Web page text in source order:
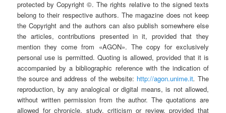
protected by Copyright ©. The rights relative to the signed texts
belong to their respective authors. The magazine does not keep
the Copyright and the authors can also publish somewhere else
the articles, contributions presented in it, provided that they
mention they come from «AGON». The copy for exclusively
personal use is permitted. Quoting is allowed, provided that it is
accompanied by a bibliographic reference with the indication of
the source and address of the website: http://agon.unime.it. The
reproduction, by any analogical or digital means, is not allowed,
without written permission from the author. The quotations are
allowed for chronicle, study, criticism or review, provided that